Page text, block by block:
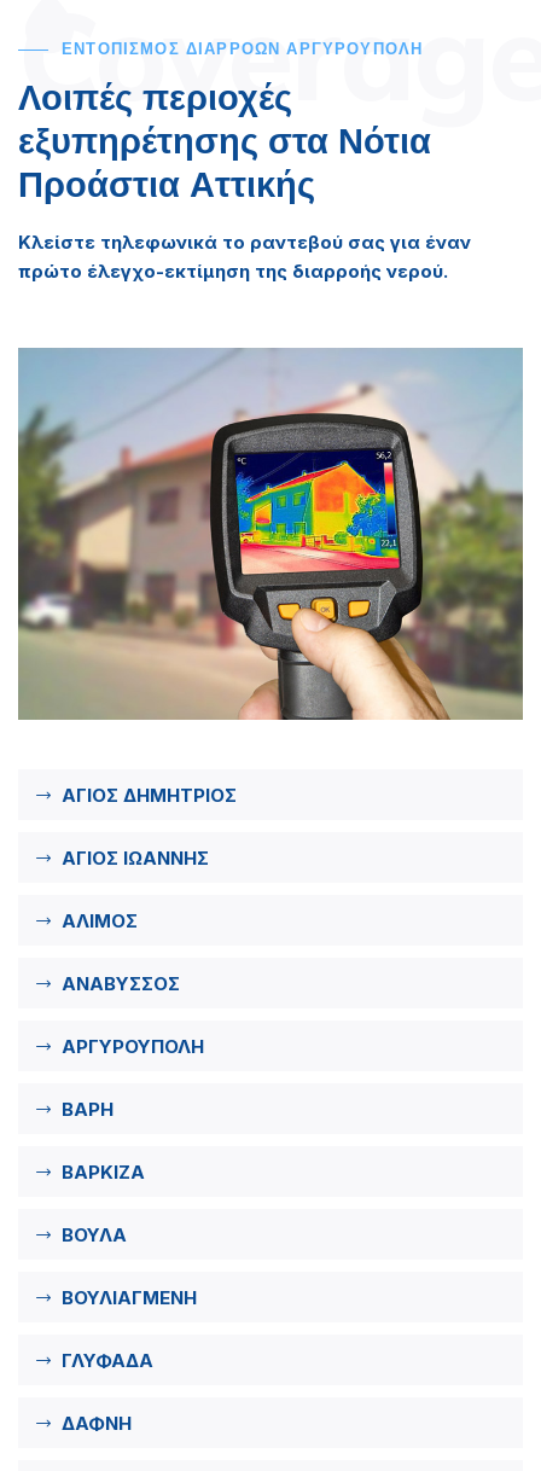
ΕΝΤΟΠΙΣΜΟΣ ΔΙΑΡΡΟΩΝ ΑΡΓΥΡΟΥΠΟΛΗ
Λοιπές περιοχές
εξυπηρέτησης στα Νότια
Προάστια Αττικής
Κλείστε τηλεφωνικά το ραντεβού σας για έναν
πρώτο έλεγχο-εκτίμηση της διαρροής νερού.
ΑΓΙΟΣ ΔΗΜΗΤΡΙΟΣ
ΑΓΙΟΣ ΙΩΑΝΝΗΣ
ΑΛΙΜΟΣ
ΑΝΑΒΥΣΣΟΣ
ΑΡΓΥΡΟΥΠΟΛΗ
ΒΑΡΗ
ΒΑΡΚΙΖΑ
ΒΟΥΛΑ
ΒΟΥΛΙΑΓΜΕΝΗ
ΓΛΥΦΑΔΑ
ΔΑΦΝΗ